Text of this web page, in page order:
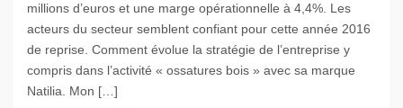
millions d’euros et une marge opérationnelle à 4,4%. Les
acteurs du secteur semblent confiant pour cette année 2016
de reprise. Comment évolue la stratégie de l’entreprise y
compris dans l’activité « ossatures bois » avec sa marque
Natilia. Mon […]